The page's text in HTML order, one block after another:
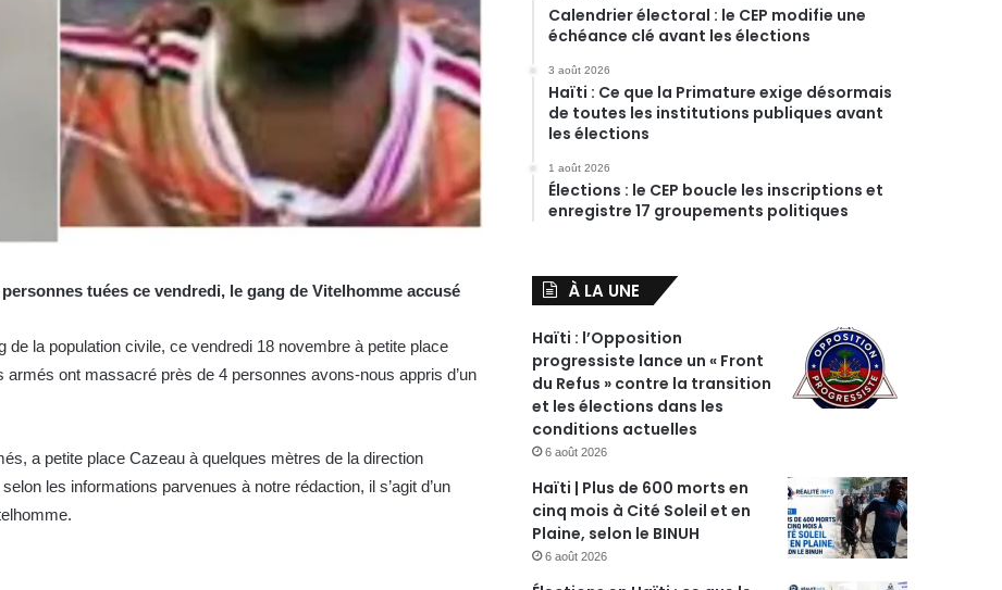
tuées ce vendredi, le gang de Vitelhomme accusé
la population civile, ce vendredi 18 novembre à petite place
ont massacré près de 4 personnes avons-nous appris d’un
a petite place Cazeau à quelques mètres de la direction
les informations parvenues à notre rédaction, il s’agit d’un
Calendrier électoral : le CEP modifie une
échéance clé avant les élections
3 août 2026
Haïti : Ce que la Primature exige désormais
de toutes les institutions publiques avant
les élections
1 août 2026
Élections : le CEP boucle les inscriptions et
enregistre 17 groupements politiques
À LA UNE
Haïti : l’Opposition
progressiste lance un « Front
du Refus » contre la transition
et les élections dans les
conditions actuelles
6 août 2026
Haïti | Plus de 600 morts en
cinq mois à Cité Soleil et en
Plaine, selon le BINUH
6 août 2026